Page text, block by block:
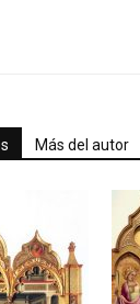
Más del autor